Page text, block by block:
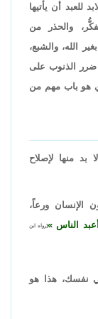
للعبد أن يأتيها
والحذر من
الله، والشبع،
الذنوب على
هو باب مهم من
منها لإصلاح
ورعاً،
الناس
[رواه ابن
نفسك، هذا هو